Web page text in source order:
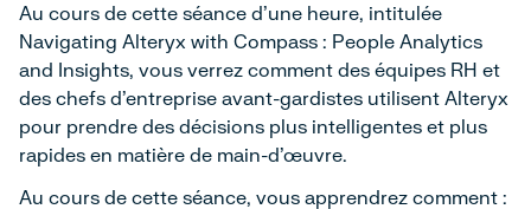
Au cours de cette séance d'une heure, intitulée
Navigating Alteryx with Compass : People Analytics
and Insights, vous verrez comment des équipes RH et
des chefs d'entreprise avant-gardistes utilisent Alteryx
pour prendre des décisions plus intelligentes et plus
rapides en matière de main-d'œuvre.
Au cours de cette séance, vous apprendrez comment :